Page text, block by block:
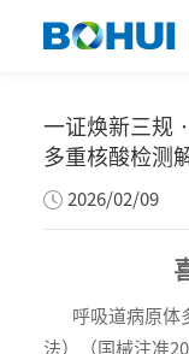
一证焕新三规
多重核酸检测
2026/02/09
呼吸道病原体
法）（国械注准